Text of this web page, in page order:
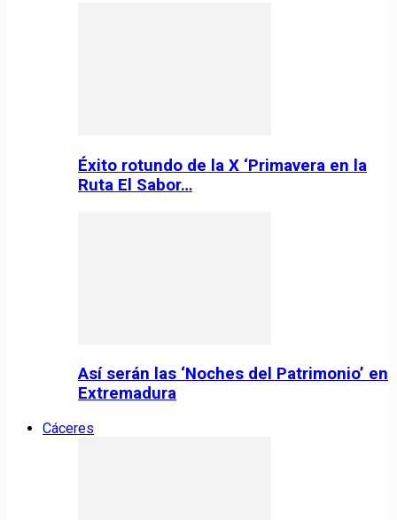
Éxito rotundo de la X ‘Primavera en la
Ruta El Sabor…
Así serán las ‘Noches del Patrimonio’ en
Extremadura
Cáceres